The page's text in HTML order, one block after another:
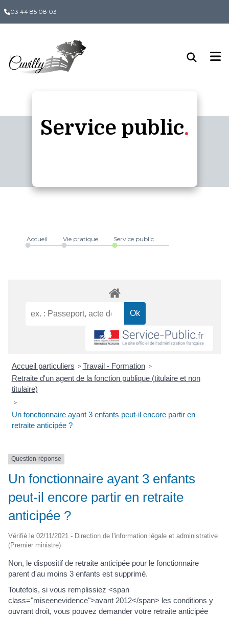
03 44 85 08 03
Service public
Accueil Vie pratique Service public
Accueil particuliers > Travail - Formation >
Retraite d'un agent de la fonction publique (titulaire et non
titulaire)
>
Un fonctionnaire ayant 3 enfants peut-il encore partir en
retraite anticipée ?
Question-réponse
Un fonctionnaire ayant 3 enfants
peut-il encore partir en retraite
anticipée ?
Vérifié le 02/11/2021 - Direction de l'information légale et administrative
(Premier ministre)
Non, le dispositif de retraite anticipée pour le fonctionnaire
parent d'au moins 3 enfants est supprimé.
Toutefois, si vous remplissiez <span
class="miseenevidence">avant 2012</span> les conditions y
ouvrant droit, vous pouvez demander votre retraite anticipée
Panneau de gestion des cookies